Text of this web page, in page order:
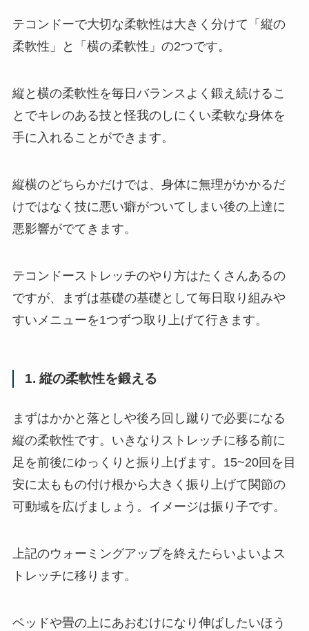
テコンドーで大切な柔軟性は大きく分けて「縦の
柔軟性」と「横の柔軟性」の2つです。
縦と横の柔軟性を毎日バランスよく鍛え続けるこ
とでキレのある技と怪我のしにくい柔軟な身体を
手に入れることができます。
縦横のどちらかだけでは、身体に無理がかかるだ
けではなく技に悪い癖がついてしまい後の上達に
悪影響がでてきます。
テコンドーストレッチのやり方はたくさんあるの
ですが、まずは基礎の基礎として毎日取り組みや
すいメニューを1つずつ取り上げて行きます。
1. 縦の柔軟性を鍛える
まずはかかと落としや後ろ回し蹴りで必要になる
縦の柔軟性です。いきなりストレッチに移る前に
足を前後にゆっくりと振り上げます。15~20回を目
安に太ももの付け根から大きく振り上げて関節の
可動域を広げましょう。イメージは振り子です。
上記のウォーミングアップを終えたらいよいよス
トレッチに移ります。
ベッドや畳の上にあおむけになり伸ばしたいほう